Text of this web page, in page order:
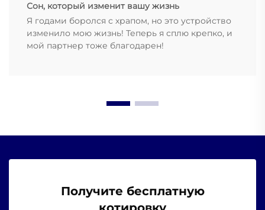
Сон, который изменит вашу жизнь
Я годами боролся с храпом, но это устройство
изменило мою жизнь! Теперь я сплю крепко, и
мой партнер тоже благодарен!
Получите бесплатную